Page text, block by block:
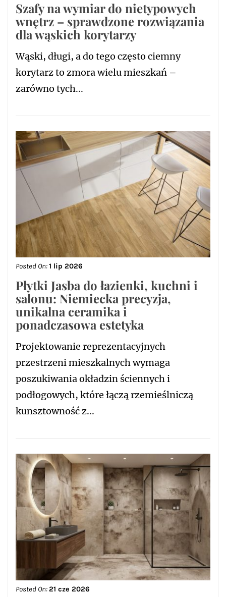
Szafy na wymiar do nietypowych
wnętrz – sprawdzone rozwiązania
dla wąskich korytarzy
Wąski, długi, a do tego często ciemny
korytarz to zmora wielu mieszkań –
zarówno tych...
Posted On:1 lip 2026
Płytki Jasba do łazienki, kuchni i
salonu: Niemiecka precyzja,
unikalna ceramika i
ponadczasowa estetyka
Projektowanie reprezentacyjnych
przestrzeni mieszkalnych wymaga
poszukiwania okładzin ściennych i
podłogowych, które łączą rzemieślniczą
kunsztowność z...
Posted On:21 cze 2026